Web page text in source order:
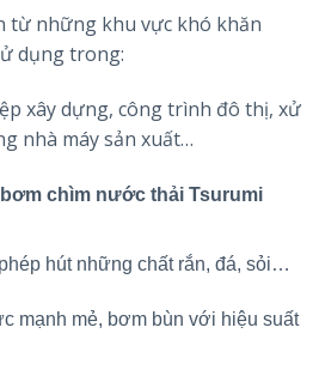
từ những khu vực khó khăn
dụng trong:
xây dựng, công trình đô thị, xử
nhà máy sản xuất…
chìm nước thải Tsurumi
hút những chất rắn, đá, sỏi…
mạnh mẻ, bơm bùn với hiệu suất